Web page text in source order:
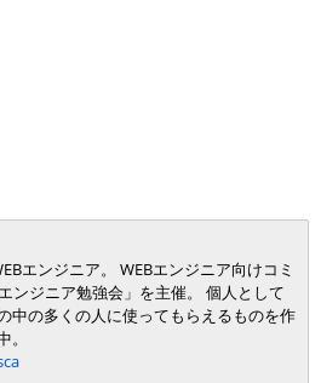
エンジニア。 WEBエンジニア向けコミ
ンジニア勉強会」を主催。 個人として
中の多くの人に使ってもらえるものを作